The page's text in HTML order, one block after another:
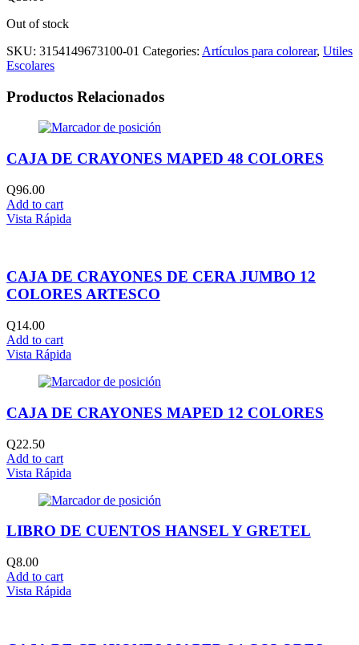
Out of stock
SKU: 3154149673100-01 Categories: Artículos para colorear, Utiles
Escolares
Productos Relacionados
CAJA DE CRAYONES MAPED 48 COLORES
Q96.00
Add to cart
Vista Rápida
CAJA DE CRAYONES DE CERA JUMBO 12
COLORES ARTESCO
Q14.00
Add to cart
Vista Rápida
CAJA DE CRAYONES MAPED 12 COLORES
Q22.50
Add to cart
Vista Rápida
LIBRO DE CUENTOS HANSEL Y GRETEL
Q8.00
Add to cart
Vista Rápida